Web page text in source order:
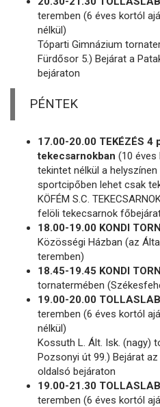
teremben (6 éves kortól
nélkül)
Tóparti Gimnázium
Fürdősor 5.) Bejárat a
bejáraton
PÉNTEK
17.00-20.00 TEKÉZÉS 4
tekecsarnokban (10 éves
tekintet nélkül a
sportcipőben lehet csak
KÖFÉM S.C.
felöli tekecsarnok
18.00-19.00 KONDI
Közösségi Házban (az
teremben)
18.45-19.45 KONDI
tornatermében
19.00-20.00
teremben (6 éves kortól
nélkül)
Kossuth L. Ált. Isk. (nagy)
Pozsonyi út 99.) Bejárat
oldalsó bejáraton
19.00-21.30
teremben (6 éves kortól